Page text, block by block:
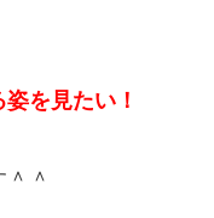
を見たい！
＾